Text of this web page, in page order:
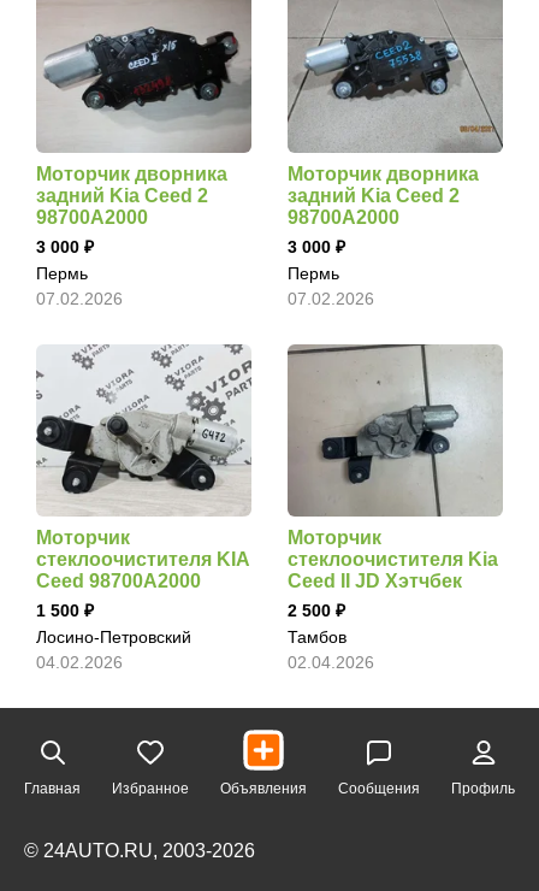
Моторчик дворника
задний Kia Ceed 2
98700A2000
3 000
Пермь
07.02.2026
Моторчик дворника
задний Kia Ceed 2
98700A2000
3 000
Пермь
07.02.2026
Моторчик
стеклоочистителя KIA
Ceed 98700A2000
1 500
Лосино-Петровский
04.02.2026
Моторчик
стеклоочистителя Kia
Ceed II JD Хэтчбек
2 500
Тамбов
02.04.2026
Главная Избранное Объявления Сообщения Профиль
© 24AUTO.RU, 2003-2026